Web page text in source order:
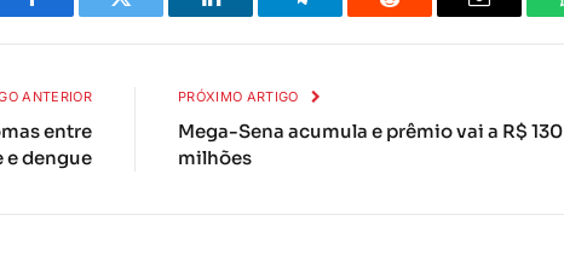
Facebook Twitter LinkedIn TelegramaReddit
E-
ANTERIOR
entre
e dengue
PRÓXIMO ARTIGO
Mega-Sena acumula e prêmio vai a R$ 130
milhões